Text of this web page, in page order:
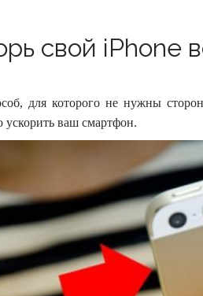
свой iPhone
для которого не нужны
ускорить ваш смартфон.